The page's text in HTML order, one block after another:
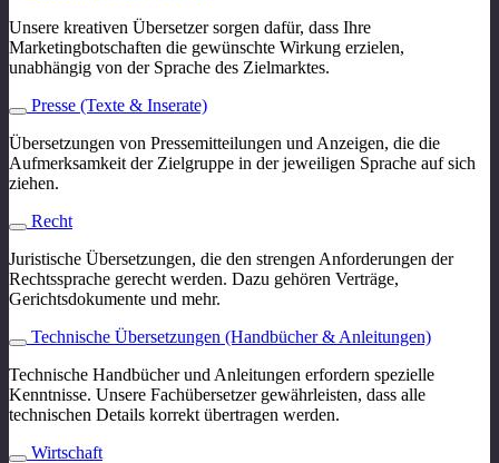
Unsere kreativen Übersetzer sorgen dafür, dass Ihre
Marketingbotschaften die gewünschte Wirkung erzielen,
unabhängig von der Sprache des Zielmarktes.
Presse (Texte & Inserate)
Übersetzungen von Pressemitteilungen und Anzeigen, die die
Aufmerksamkeit der Zielgruppe in der jeweiligen Sprache auf sich
ziehen.
Recht
Juristische Übersetzungen, die den strengen Anforderungen der
Rechtssprache gerecht werden. Dazu gehören Verträge,
Gerichtsdokumente und mehr.
Technische Übersetzungen (Handbücher & Anleitungen)
Technische Handbücher und Anleitungen erfordern spezielle
Kenntnisse. Unsere Fachübersetzer gewährleisten, dass alle
technischen Details korrekt übertragen werden.
Wirtschaft